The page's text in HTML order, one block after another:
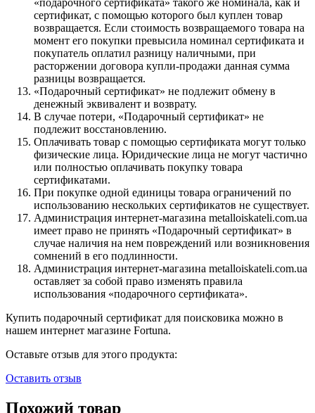
сертификат, с помощью которого был куплен товар
возвращается. Если стоимость возвращаемого товара на
момент его покупки превысила номинал сертификата и
покупатель оплатил разницу наличными, при
расторжении договора купли-продажи данная сумма
разницы возвращается.
«Подарочный сертификат» не подлежит обмену в
денежный эквивалент и возврату.
В случае потери, «Подарочный сертификат» не
подлежит восстановлению.
Оплачивать товар с помощью сертификата могут только
физические лица. Юридические лица не могут частично
или полностью оплачивать покупку товара
сертификатами.
При покупке одной единицы товара ограничений по
использованию нескольких сертификатов не существует.
Администрация интернет-магазина metalloiskateli.com.ua
имеет право не принять «Подарочный сертификат» в
случае наличия на нем повреждений или возникновения
сомнений в его подлинности.
Администрация интернет-магазина metalloiskateli.com.ua
оставляет за собой право изменять правила
использования «подарочного сертификата».
Купить подарочный сертификат для поисковика можно в
нашем интернет магазине Fortuna.
Оставьте отзыв для этого продукта:
Оставить отзыв
Похожий товар